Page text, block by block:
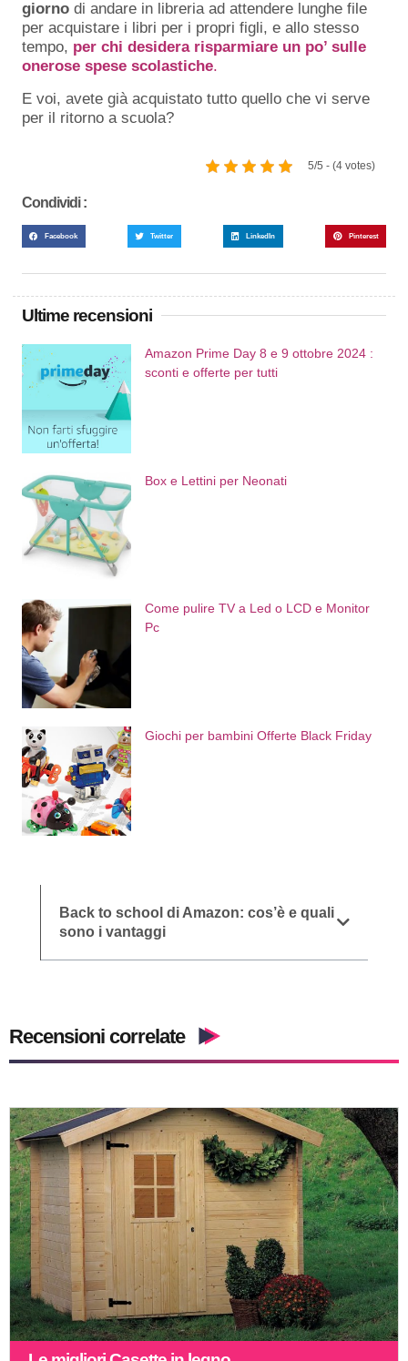
giorno di andare in libreria ad attendere lunghe file
per acquistare i libri per i propri figli, e allo stesso
tempo, per chi desidera risparmiare un po’ sulle
onerose spese scolastiche.
E voi, avete già acquistato tutto quello che vi serve
per il ritorno a scuola?
5/5 - (4 votes)
Condividi :
Facebook Twitter LinkedIn Pinterest
Ultime recensioni
Amazon Prime Day 8 e 9 ottobre 2024 :
sconti e offerte per tutti
Box e Lettini per Neonati
Come pulire TV a Led o LCD e Monitor
Pc
Giochi per bambini Offerte Black Friday
Back to school di Amazon: cos’è e quali
sono i vantaggi
Recensioni correlate